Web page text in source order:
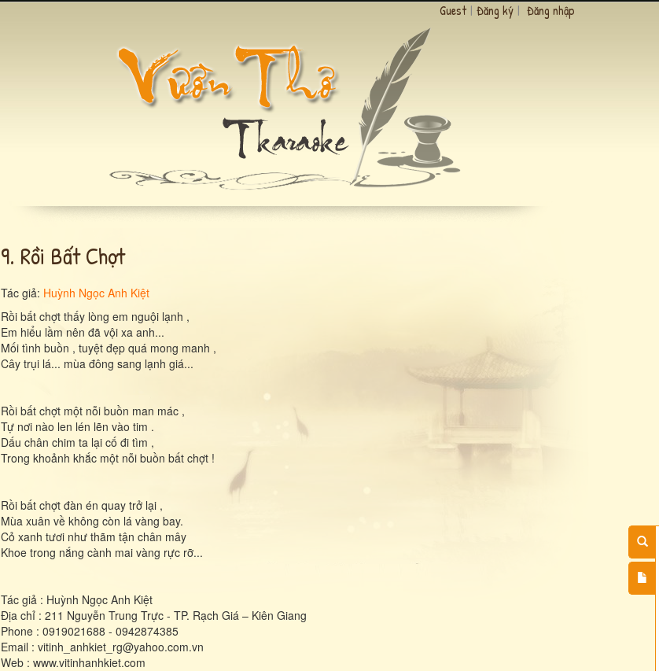
Guest | Đăng ký | Đăng nhập
9. Rồi Bất Chợt
Tác giả: Huỳnh Ngọc Anh Kiệt
Rồi bất chợt thấy lòng em nguội lạnh ,
Em hiểu lầm nên đã vội xa anh...
Mối tình buồn , tuyệt đẹp quá mong manh ,
Cây trụi lá... mùa đông sang lạnh giá...
Rồi bất chợt một nỗi buồn man mác ,
Tự nơi nào len lén lẽn vào tim .
Dấu chân chim ta lại cố đi tìm ,
Trong khoảnh khắc một nỗi buồn bất chợt !
Rồi bất chợt đàn én quay trở lại ,
Mùa xuân về không còn lá vàng bay.
Cỏ xanh tươi như thãm tận chân mây
Khoe trong nắng cành mai vàng rực rỡ...
Tác giả : Huỳnh Ngọc Anh Kiệt
Địa chỉ : 211 Nguyễn Trung Trực - TP. Rạch Giá – Kiên Giang
Phone : 0919021688 - 0942874385
Email : vitinh_anhkiet_rg@yahoo.com.vn
Web : www.vitinhanhkiet.com